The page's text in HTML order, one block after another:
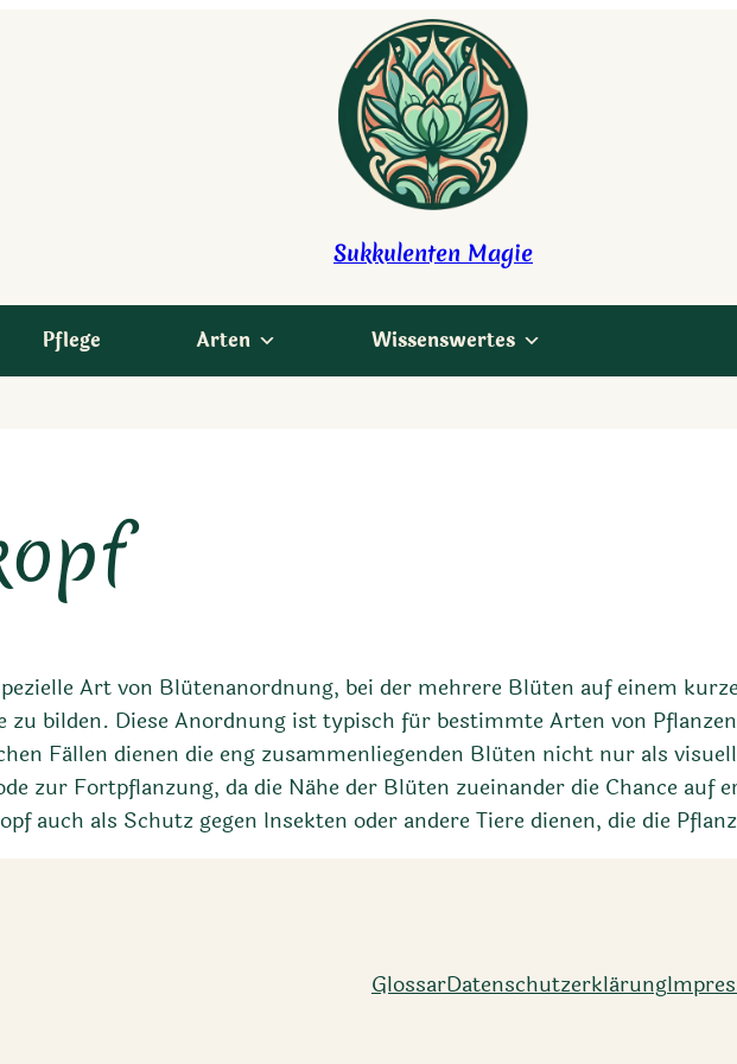
Sukkulenten Magie
Pflege Arten Wissenswertes
Art von Blütenanordnung, bei der mehrere Blüten auf einem
zu bilden. Diese Anordnung ist typisch für bestimmte Arten von
Fällen dienen die eng zusammenliegenden Blüten nicht nur als
zur Fortpflanzung, da die Nähe der Blüten zueinander die Chance auf
auch als Schutz gegen Insekten oder andere Tiere dienen, die die
GlossarDatenschutz­erklärung